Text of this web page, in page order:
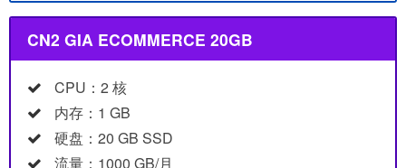
CN2 GIA ECOMMERCE 20GB
CPU：2 核
内存：1 GB
硬盘：20 GB SSD
流量：1000 GB/月